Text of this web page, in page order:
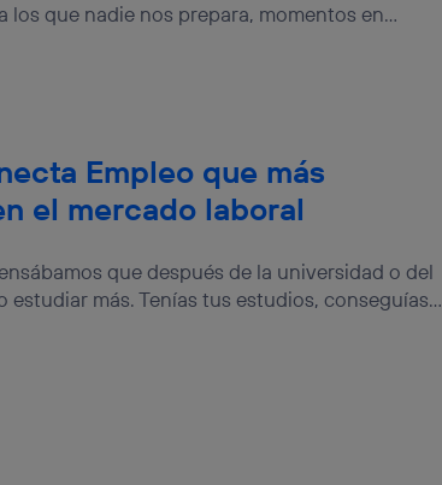
los que nadie nos prepara, momentos en...
Empleo que más
el mercado laboral
que después de la universidad o del
más. Tenías tus estudios, conseguías...